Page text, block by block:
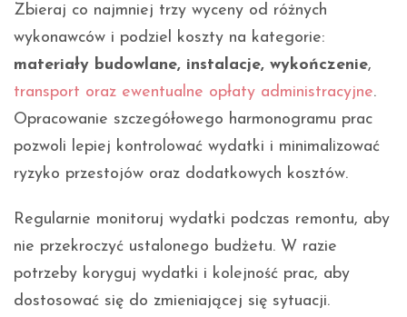
Zbieraj co najmniej trzy wyceny od różnych
wykonawców i podziel koszty na kategorie:
materiały budowlane, instalacje, wykończenie,
transport oraz ewentualne opłaty administracyjne.
Opracowanie szczegółowego harmonogramu prac
pozwoli lepiej kontrolować wydatki i minimalizować
ryzyko przestojów oraz dodatkowych kosztów.
Regularnie monitoruj wydatki podczas remontu, aby
nie przekroczyć ustalonego budżetu. W razie
potrzeby koryguj wydatki i kolejność prac, aby
dostosować się do zmieniającej się sytuacji.